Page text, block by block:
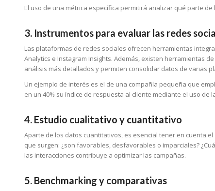
El uso de una métrica específica permitirá analizar qué parte
3. Instrumentos para evaluar las redes
Las plataformas de redes sociales ofrecen herramientas
Analytics e Instagram Insights. Además, existen herramientas
análisis más detallados y permiten consolidar datos de varias
Un ejemplo de interés es el de una compañía pequeña que
en un 40% su índice de respuesta al cliente mediante el uso
4. Estudio cualitativo y cuantitativo
Aparte de los datos cuantitativos, es esencial tener en cuenta el
que surgen: ¿son favorables, desfavorables o imparciales?
las interacciones contribuye a optimizar las campañas.
5. Benchmarking y comparativas